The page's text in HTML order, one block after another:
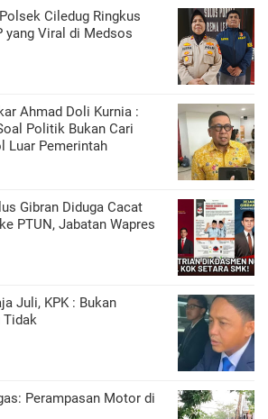
Ciledug Ringkus
yang Viral di Medsos
Ahmad Doli Kurnia :
Politik Bukan Cari
Luar Pemerintah
Gibran Diduga Cacat
PTUN, Jabatan Wapres
Juli, KPK : Bukan
Tidak
Perampasan Motor di